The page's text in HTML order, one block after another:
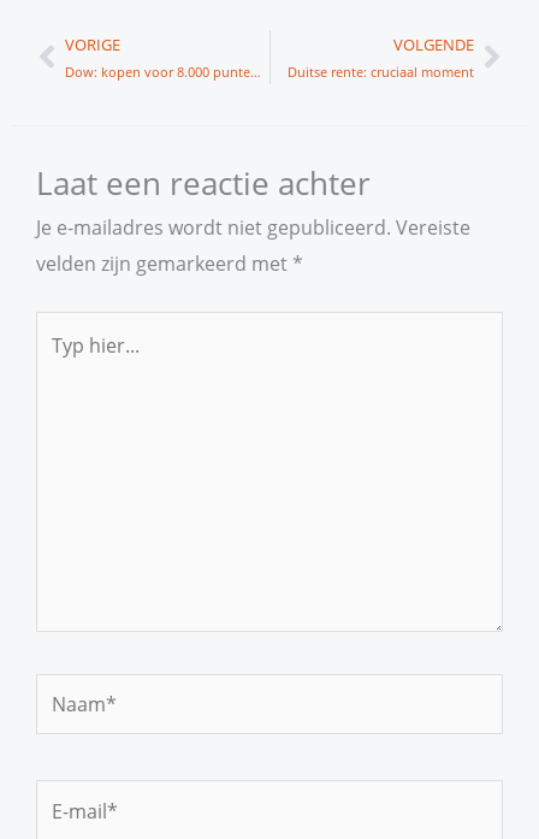
Vorige
VORIGE
Dow: kopen voor 8.000 punten rally?
VOLGENDE
Duitse rente: cruciaal moment
Laat een reactie achter
Je e-mailadres wordt niet gepubliceerd. Vereiste
velden zijn gemarkeerd met *
hier...
Naam*